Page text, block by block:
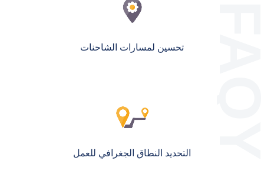
تحسين لمسارات الشاحنات
التحديد النطاق الجغرافي للعمل